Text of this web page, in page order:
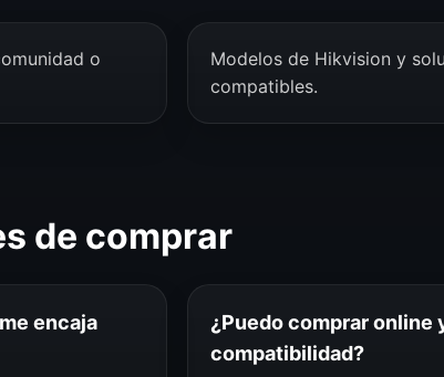
o
Modelos de Hikvision y
compatibles.
de comprar
encaja
¿Puedo comprar online
compatibilidad?